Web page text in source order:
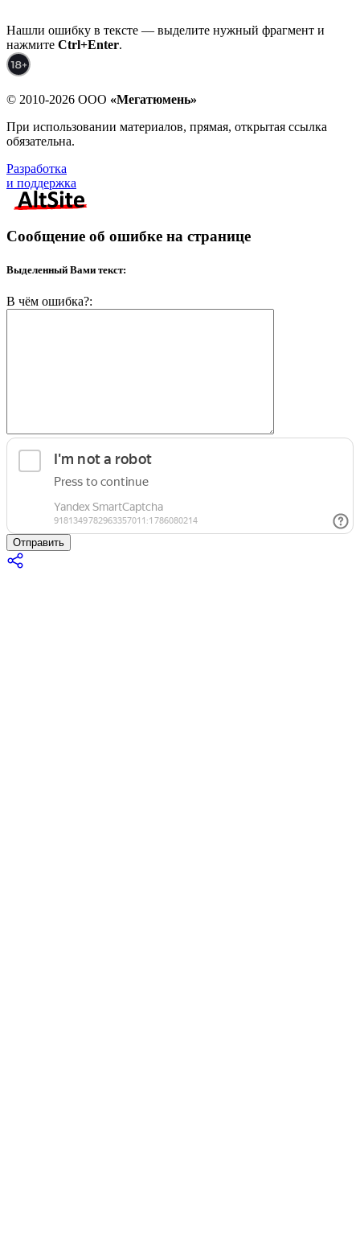
Нашли ошибку в тексте — выделите нужный фрагмент и
нажмите Ctrl+Enter.
© 2010-2026 ООО «Мегатюмень»
При использовании материалов, прямая, открытая ссылка
обязательна.
Разработка
и поддержка
Сообщение об ошибке на странице
Выделенный Вами текст:
В чём ошибка?:
Отправить